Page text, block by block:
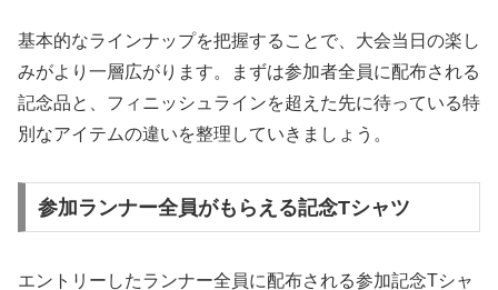
基本的なラインナップを把握することで、大会当日の楽し
みがより一層広がります。まずは参加者全員に配布される
記念品と、フィニッシュラインを超えた先に待っている特
別なアイテムの違いを整理していきましょう。
参加ランナー全員がもらえる記念Tシャツ
エントリーしたランナー全員に配布される参加記念Tシャ